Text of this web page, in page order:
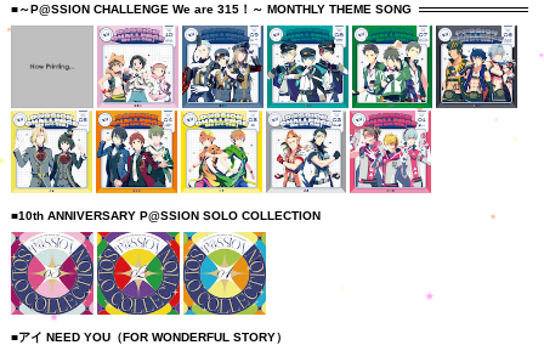
■～P@SSION CHALLENGE We are 315！～ MONTHLY THEME SONG
■10th ANNIVERSARY P@SSION SOLO COLLECTION
■アイ NEED YOU（FOR WONDERFUL STORY）